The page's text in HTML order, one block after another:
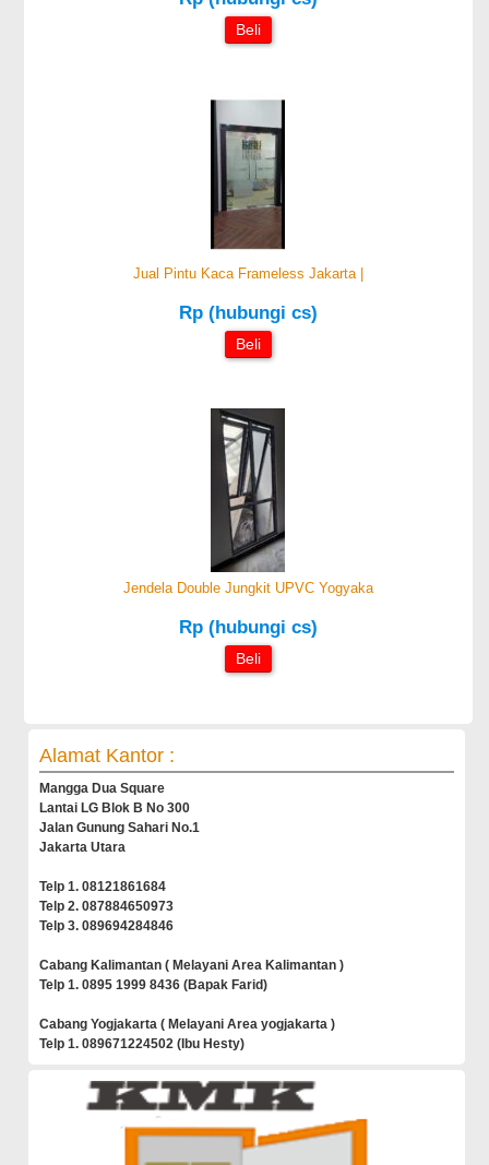
Beli
Jual Pintu Kaca Frameless Jakarta |
Rp (hubungi cs)
Beli
Jendela Double Jungkit UPVC Yogyaka
Rp (hubungi cs)
Beli
Alamat Kantor :
Mangga Dua Square
Lantai LG Blok B No 300
Jalan Gunung Sahari No.1
Jakarta Utara
Telp 1. 08121861684
Telp 2. 087884650973
Telp 3. 089694284846
Cabang Kalimantan ( Melayani Area Kalimantan )
Telp 1. 0895 1999 8436 (Bapak Farid)
Cabang Yogjakarta ( Melayani Area yogjakarta )
Telp 1. 089671224502 (Ibu Hesty)